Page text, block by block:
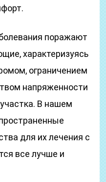
поражают
характеризуясь
ограничением
напряженности
В нашем
для их лечения с
все лучше и